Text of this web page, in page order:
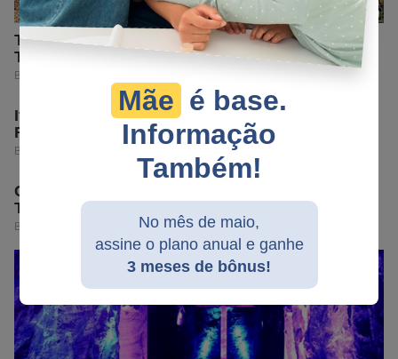
Mãe é base.
Informação
Também!
No mês de maio,
assine o plano anual e ganhe
3 meses de bônus!